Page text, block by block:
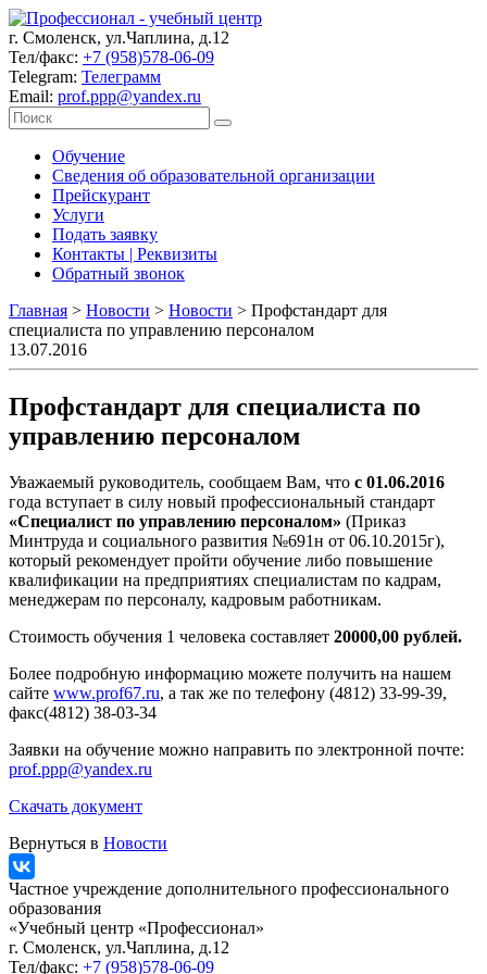
г. Смоленск, ул.Чаплина, д.12
Тел/факс: +7 (958)578-06-09
Telegram: Телеграмм
Email: prof.ppp@yandex.ru
Обучение
Сведения об образовательной организации
Прейскурант
Услуги
Подать заявку
Контакты | Реквизиты
Обратный звонок
Главная > Новости > Новости > Профстандарт для
специалиста по управлению персоналом
13.07.2016
Профстандарт для специалиста по
управлению персоналом
Уважаемый руководитель, сообщаем Вам, что с 01.06.2016
года вступает в силу новый профессиональный стандарт
«Специалист по управлению персоналом» (Приказ
Минтруда и социального развития №691н от 06.10.2015г),
который рекомендует пройти обучение либо повышение
квалификации на предприятиях специалистам по кадрам,
менеджерам по персоналу, кадровым работникам.
Стоимость обучения 1 человека составляет 20000,00 рублей.
Более подробную информацию можете получить на нашем
сайте www.prof67.ru, а так же по телефону (4812) 33-99-39,
факс(4812) 38-03-34
Заявки на обучение можно направить по электронной почте:
prof.ppp@yandex.ru
Скачать документ
Вернуться в Новости
Частное учреждение дополнительного профессионального
образования
«Учебный центр «Профессионал»
г. Смоленск, ул.Чаплина, д.12
Тел/факс: +7 (958)578-06-09